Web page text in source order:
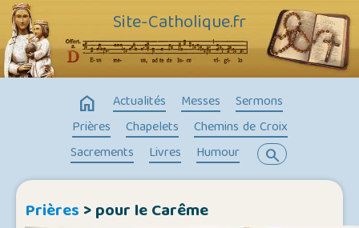
Site-Catholique.fr
home Actualités Messes
Sermons
Prières
Chapelets
Chemins de Croix
Sacrements
Livres Humour search
Prières> pour le Carême